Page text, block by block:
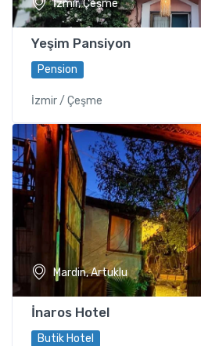
İzmir, Çeşme
Yeşim Pansiyon
Pension
İzmir / Çeşme
Mardin, Artuklu
İnaros Hotel
Butik Hotel